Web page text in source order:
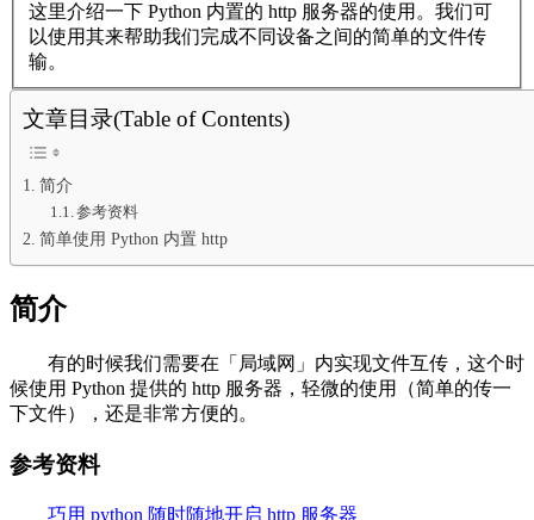
这里介绍一下 Python 内置的 http 服务器的使用。我们可
以使用其来帮助我们完成不同设备之间的简单的文件传
输。
文章目录(Table of Contents)
简介
参考资料
简单使用 Python 内置 http
简介
有的时候我们需要在「局域网」内实现文件互传，这个时
候使用 Python 提供的 http 服务器，轻微的使用（简单的传一
下文件），还是非常方便的。
参考资料
巧用 python 随时随地开启 http 服务器